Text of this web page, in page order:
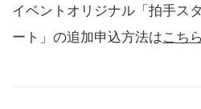
イベントオリジナル「拍手ス
ート」の追加申込方法はこちら